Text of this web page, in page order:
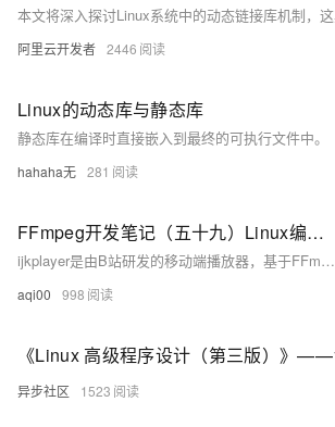
阿里云开发者 2446
Linux的动态库与静态库
静态库在编译时直接嵌入到最终的可执行文件中。
hahaha无 281
FFmpeg开发笔记（五十九）Linux编译ijkplayer的Android平台so库
ijkplayer是由B站研发的移动端播放器，基于FFmpeg 3.4，支持Android和iOS。其源码托管于GitHub，截至2024年9月15日，获得了3.24万星标和0.81万分支，尽管已停止更新6年。本文档介绍了如何在Linux环境下编译ijkplayer的so库，以便在较新的开发环境中使用。首先需安装编译工具并调整/tmp分区大小，接着下载并安装Android SDK和NDK，最后下载ijkplayer源码并编译。详细步骤包括环境准备、工具安装及库编译等。更多FFmpeg开发知识可参考相关书籍。
aqi00 998
异步社区 1523